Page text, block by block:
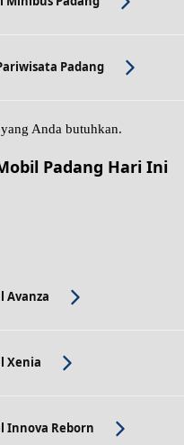
Padang
Anda butuhkan.
Padang Hari Ini
Avanza
Xenia
Innova Reborn